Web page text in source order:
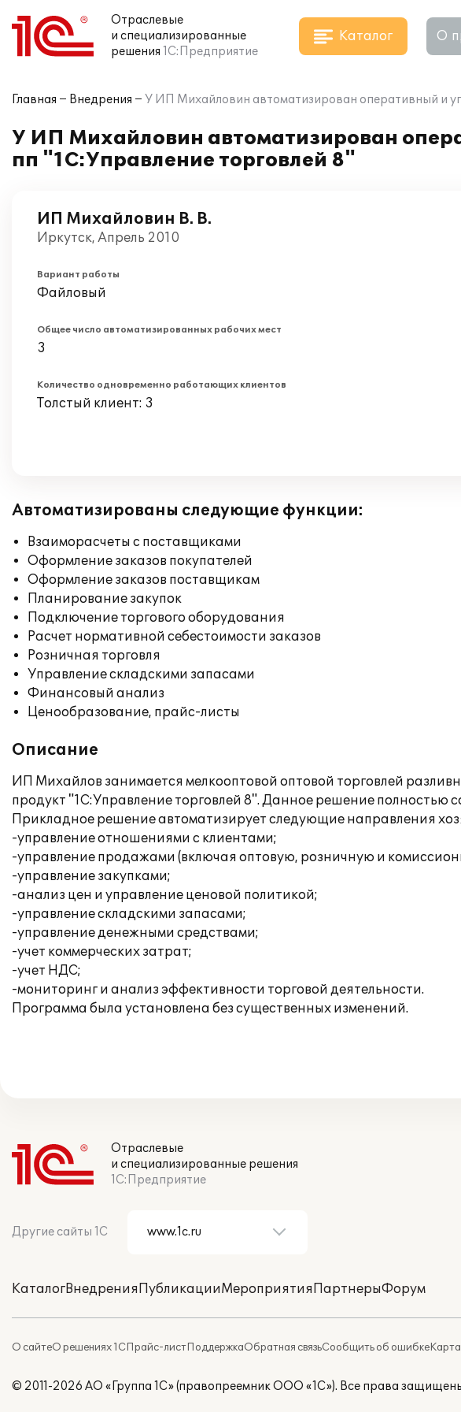
Отраслевые
и специализированные
решения 1С:Предприятие
Каталог О
Главная Внедрения У ИП Михайловин автоматизирован оперативный и
У ИП Михайловин автоматизирован
пп "1С:Управление торговлей 8"
ИП Михайловин В. В.
Иркутск, Апрель 2010
Вариант работы
Файловый
Общее число автоматизированных рабочих мест
3
Количество одновременно работающих клиентов
Толстый клиент: 3
Автоматизированы следующие функции:
Взаиморасчеты с поставщиками
Оформление заказов покупателей
Оформление заказов поставщикам
Планирование закупок
Подключение торгового оборудования
Расчет нормативной себестоимости заказов
Розничная торговля
Управление складскими запасами
Финансовый анализ
Ценообразование, прайс-листы
Описание
ИП Михайлов занимается мелкооптовой оптовой торговлей
продукт "1С:Управление торговлей 8". Данное решение полностью
Прикладное решение автоматизирует следующие направления
-управление отношениями с клиентами;
-управление продажами (включая оптовую, розничную и
-управление закупками;
-анализ цен и управление ценовой политикой;
-управление складскими запасами;
-управление денежными средствами;
-учет коммерческих затрат;
-учет НДС;
-мониторинг и анализ эффективности торговой деятельности.
Программа была установлена без существенных изменений.
Отраслевые
и специализированные решения
1С:Предприятие
Другие сайты 1С
КаталогВнедренияПубликацииМероприятияПартнерыФорум
О сайтеО решениях 1СПрайс-листПоддержкаОбратная связьСообщить об ошибке
© 2011-2026 АО «Группа 1С» (правопреемник ООО «1С»). Все права